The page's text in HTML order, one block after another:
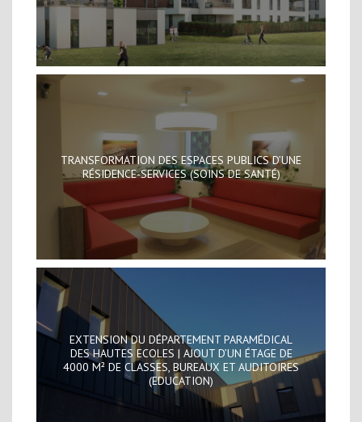
TRANSFORMATION DES ESPACES PUBLICS D’UNE
RÉSIDENCE-SERVICES (SOINS DE SANTÉ)
EXTENSION DU DÉPARTEMENT PARAMÉDICAL
DES HAUTES ECOLES | AJOUT D’UN ÉTAGE DE
4000 M² DE CLASSES, BUREAUX ET AUDITOIRES
(EDUCATION)